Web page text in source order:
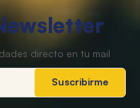
Suscribirme